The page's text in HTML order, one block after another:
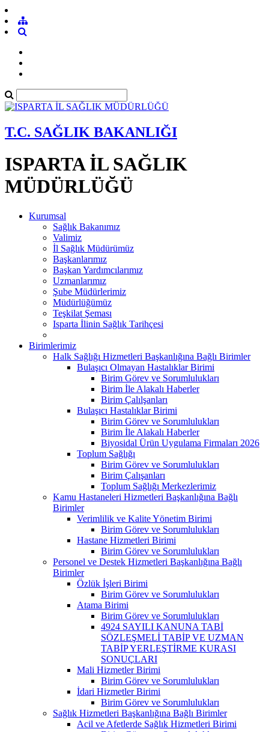
T.C. SAĞLIK BAKANLIĞI
ISPARTA İL SAĞLIK
MÜDÜRLÜĞÜ
Kurumsal
Sağlık Bakanımız
Valimiz
İl Sağlık Müdürümüz
Başkanlarımız
Başkan Yardımcılarımız
Uzmanlarımız
Şube Müdürlerimiz
Müdürlüğümüz
Teşkilat Şeması
Isparta İlinin Sağlık Tarihçesi
Birimlerimiz
Halk Sağlığı Hizmetleri Başkanlığına Bağlı Birimler
Bulaşıcı Olmayan Hastalıklar Birimi
Birim Görev ve Sorumlulukları
Birim İle Alakalı Haberler
Birim Çalılşanları
Bulaşıcı Hastalıklar Birimi
Birim Görev ve Sorumlulukları
Birim İle Alakalı Haberler
Biyosidal Ürün Uygulama Firmaları 2026
Toplum Sağlığı
Birim Görev ve Sorumlulukları
Birim Çalışanları
Toplum Sağlığı Merkezlerimiz
Kamu Hastaneleri Hizmetleri Başkanlığına Bağlı
Birimler
Verimlilik ve Kalite Yönetim Birimi
Birim Görev ve Sorumlulukları
Hastane Hizmetleri Birimi
Birim Görev ve Sorumlulukları
Personel ve Destek Hizmetleri Başkanlığına Bağlı
Birimler
Özlük İşleri Birimi
Birim Görev ve Sorumlulukları
Atama Birimi
Birim Görev ve Sorumlulukları
4924 SAYILI KANUNA TABİ
SÖZLEŞMELİ TABİP VE UZMAN
TABİP YERLEŞTİRME KURASI
SONUÇLARI
Mali Hizmetler Birimi
Birim Görev ve Sorumlulukları
İdari Hizmetler Birimi
Birim Görev ve Sorumlulukları
Sağlık Hizmetleri Başkanlığına Bağlı Birimler
Acil ve Afetlerde Sağlık Hizmetleri Birimi